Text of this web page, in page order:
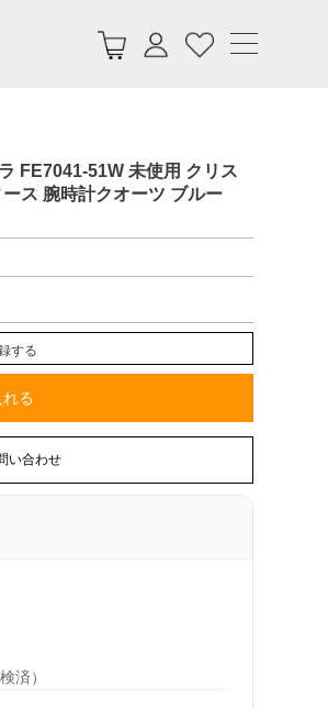
FE7041-51W 未使用 クリス
ス 腕時計クオーツ ブルー
する
る
い合わせ
済）